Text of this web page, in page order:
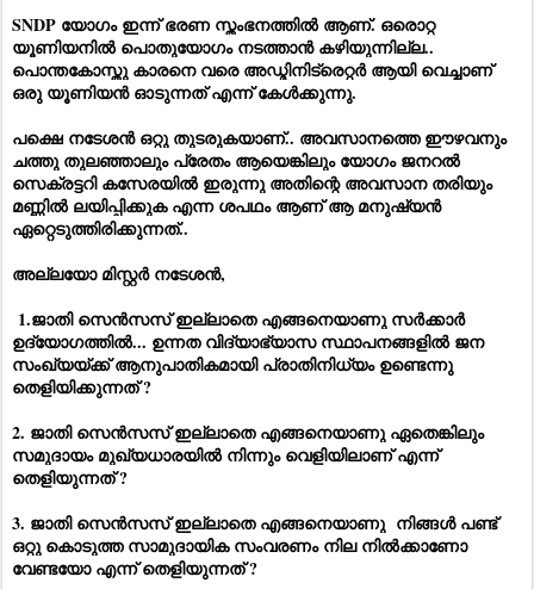
SNDP യോഗം ഇന്ന് ഭരണ സ്തംഭനത്തിൽ ആണ്. ഒരൊറ്റ
യൂണിയനിൽ പൊതുയോഗം നടത്താൻ കഴിയുന്നില്ല..
പൊന്തകോസ്തു കാരനെ വരെ അഡ്മിനിട്രെറ്റർ ആയി വെച്ചാണ്
ഒരു യൂണിയൻ ഓടുന്നത് എന്ന് കേൾക്കുന്നു.
പക്ഷെ നടേശൻ ഒറ്റു തുടരുകയാണ്.. അവസാനത്തെ ഈഴവനും
ചത്തു തുലഞ്ഞാലും പ്രേതം ആയെങ്കിലും യോഗം ജനറൽ
സെക്രട്ടറി കസേരയിൽ ഇരുന്നു അതിന്റെ അവസാന തരിയും
മണ്ണിൽ ലയിപ്പിക്കുക എന്ന ശപഥം ആണ് ആ മനുഷ്യൻ
ഏറ്റെടുത്തിരിക്കുന്നത്..
അല്ലയോ മിസ്റ്റർ നടേശൻ,
1.ജാതി സെൻസസ് ഇല്ലാതെ എങ്ങനെയാണു സർക്കാർ
ഉദ്യോഗത്തിൽ... ഉന്നത വിദ്യാഭ്യാസ സ്ഥാപനങ്ങളിൽ ജന
സംഖ്യയ്ക്ക് ആനുപാതികമായി പ്രാതിനിധ്യം ഉണ്ടെന്നു
തെളിയിക്കുന്നത് ?
2. ജാതി സെൻസസ് ഇല്ലാതെ എങ്ങനെയാണു ഏതെങ്കിലും
സമുദായം മുഖ്യധാരയിൽ നിന്നും വെളിയിലാണ് എന്ന്
തെളിയുന്നത് ?
3. ജാതി സെൻസസ് ഇല്ലാതെ എങ്ങനെയാണു നിങ്ങൾ പണ്ട്
ഒറ്റു കൊടുത്ത സാമുദായിക സംവരണം നില നിൽക്കാണോ
വേണ്ടയോ എന്ന് തെളിയുന്നത് ?